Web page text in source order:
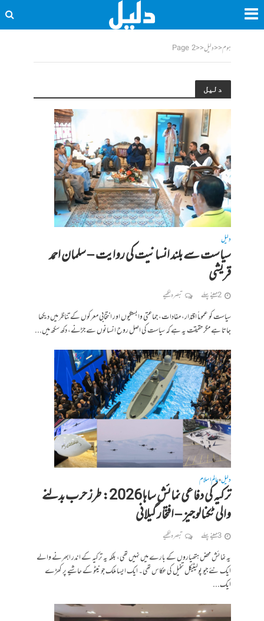
ہوم<<دلیل<<
Page 2
دلیل
دلیل
سیاست سے بلند انسانیت کی روایت – سلمان احمد
قریشی
2 مہینے پہلے تبصرہ لکھیے
سیاست کو عموماً اقتدار، مفادات، جماعتی وابستگیوں اور انتخابی معرکوں کے تناظر میں دیکھا
جاتا ہے مگر حقیقت یہ ہے کہ سیاست کی اصل روح انسانوں سے جڑنے، دکھ سکھ میں...
دلیل•عالم اسلام
ترکیہ کی دفاعی نمائش ساہا 2026: طرز حرب بدلنے
والی ٹکنالوجیز – افتخار گیلانی
3 مہینے پہلے تبصرہ لکھیے
یہ نمائش محض ہتھیاروں کے بارے میں نہیں تھی، بلکہ یہ ترکیہ کے اندر ابھرنے والے
ایک نئے جیو پولیٹیکل تخیل کی عکاس تھی۔ ایک ایسا ملک جو نیٹو کے حاشیے پر کھڑے
ایک...